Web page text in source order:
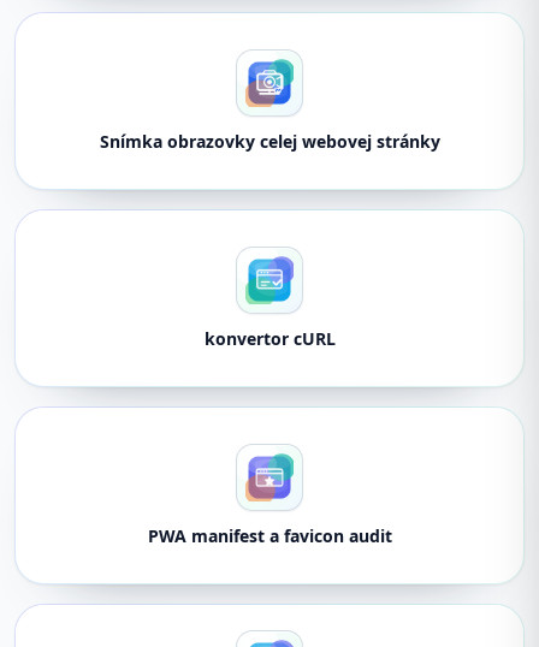
Snímka obrazovky celej webovej stránky
konvertor cURL
PWA manifest a favicon audit